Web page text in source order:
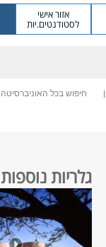
אזור אישי
לסטודנטים.יות
חיפוש בכל האוניברסיטה
גלריות נוספות